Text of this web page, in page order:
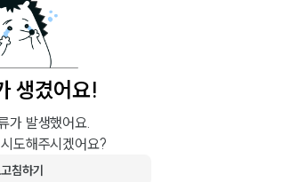
생겼어요!
가 발생했어요.
도해주시겠어요?
침하기